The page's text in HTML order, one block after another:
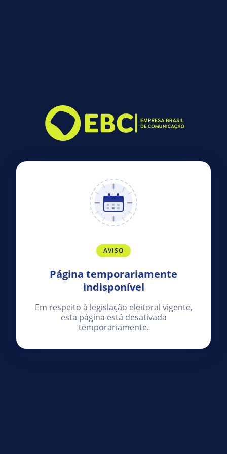
AVISO
Página temporariamente
indisponível
Em respeito à legislação eleitoral vigente,
esta página está desativada
temporariamente.